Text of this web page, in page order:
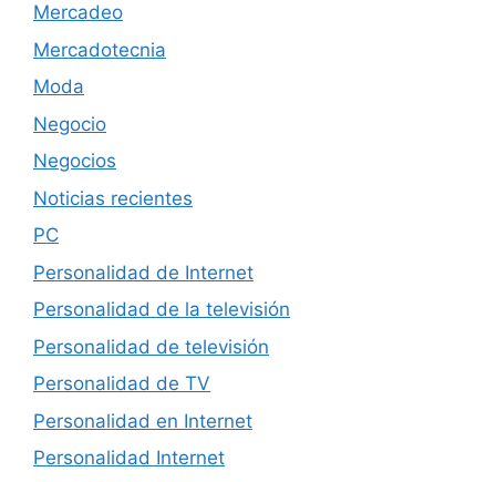
Mercadeo
Mercadotecnia
Moda
Negocio
Negocios
Noticias recientes
PC
Personalidad de Internet
Personalidad de la televisión
Personalidad de televisión
Personalidad de TV
Personalidad en Internet
Personalidad Internet